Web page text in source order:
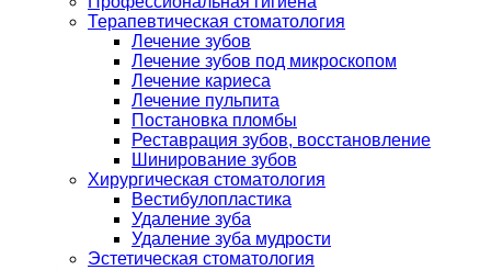
Терапевтическая стоматология
Лечение зубов
Лечение зубов под микроскопом
Лечение кариеса
Лечение пульпита
Постановка пломбы
Реставрация зубов, восстановление
Шинирование зубов
Хирургическая стоматология
Вестибулопластика
Удаление зуба
Удаление зуба мудрости
Эстетическая стоматология